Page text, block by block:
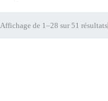
Affichage de 1–28 sur 51 résultats